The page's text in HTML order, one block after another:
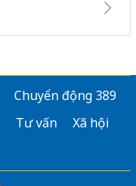
Chuyển động 389
Tư vấn
Xã hội